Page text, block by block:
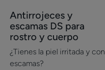
Descubrir
Antirrojeces
y
escamas
DS
Antirrojeces y
escamas DS para
rostro y cuerpo
¿Tienes la piel irritada y con
escamas?